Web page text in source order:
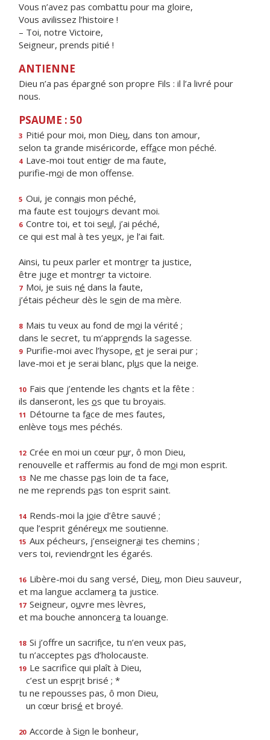
Vous n’avez pas combattu pour ma gloire,
Vous avilissez l’histoire !
– Toi, notre Victoire,
Seigneur, prends pitié !
ANTIENNE
Dieu n’a pas épargné son propre Fils : il l’a livré pour
nous.
PSAUME : 50
3 Pitié pour moi, mon Dieu, dans ton amour,
selon ta grande miséricorde, efface mon péché.
4 Lave-moi tout entier de ma faute,
purifie-moi de mon offense.
5 Oui, je connais mon péché,
ma faute est toujours devant moi.
6 Contre toi, et toi seul, j’ai péché,
ce qui est mal à tes yeux, je l’ai fait.
Ainsi, tu peux parler et montrer ta justice,
être juge et montrer ta victoire.
7 Moi, je suis né dans la faute,
j’étais pécheur dès le sein de ma mère.
8 Mais tu veux au fond de moi la vérité ;
dans le secret, tu m’apprends la sagesse.
9 Purifie-moi avec l’hysope, et je serai pur ;
lave-moi et je serai blanc, plus que la neige.
10 Fais que j’entende les chants et la fête :
ils danseront, les os que tu broyais.
11 Détourne ta face de mes fautes,
enlève tous mes péchés.
12 Crée en moi un cœur pur, ô mon Dieu,
renouvelle et raffermis au fond de moi mon esprit.
13 Ne me chasse pas loin de ta face,
ne me reprends pas ton esprit saint.
14 Rends-moi la joie d’être sauvé ;
que l’esprit généreux me soutienne.
15 Aux pécheurs, j’enseignerai tes chemins ;
vers toi, reviendront les égarés.
16 Libère-moi du sang versé, Dieu, mon Dieu sauveur,
et ma langue acclamera ta justice.
17 Seigneur, ouvre mes lèvres,
et ma bouche annoncera ta louange.
18 Si j’offre un sacrifice, tu n’en veux pas,
tu n’acceptes pas d’holocauste.
19 Le sacrifice qui plaît à Dieu,
c’est un esprit brisé ; *
tu ne repousses pas, ô mon Dieu,
un cœur brisé et broyé.
20 Accorde à Sion le bonheur,